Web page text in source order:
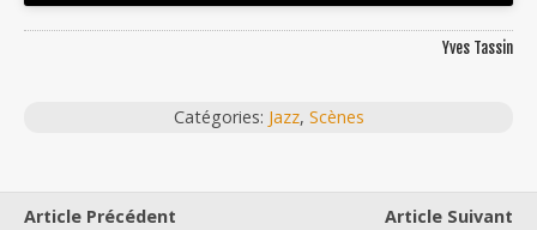
Yves Tassin
Catégories: Jazz, Scènes
Article Précédent
Article Suivant